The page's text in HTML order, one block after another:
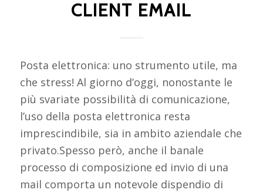
CLIENT EMAIL
Posta elettronica: uno strumento utile, ma
che stress! Al giorno d’oggi, nonostante le
più svariate possibilità di comunicazione,
l’uso della posta elettronica resta
imprescindibile, sia in ambito aziendale che
privato.Spesso però, anche il banale
processo di composizione ed invio di una
mail comporta un notevole dispendio di